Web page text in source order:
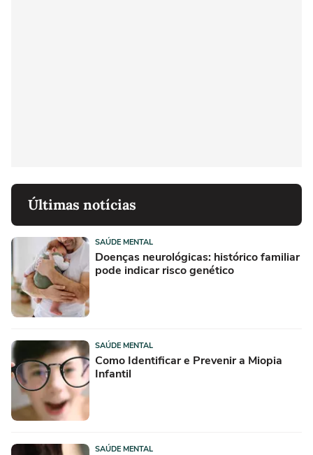
Últimas notícias
SAÚDE MENTAL
Doenças neurológicas: histórico familiar
pode indicar risco genético
SAÚDE MENTAL
Como Identificar e Prevenir a Miopia
Infantil
SAÚDE MENTAL